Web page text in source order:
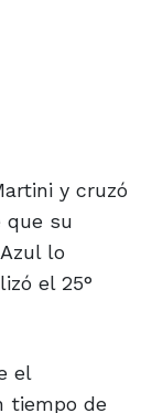
y cruzó
que su
lo
el 25°
el
tiempo de